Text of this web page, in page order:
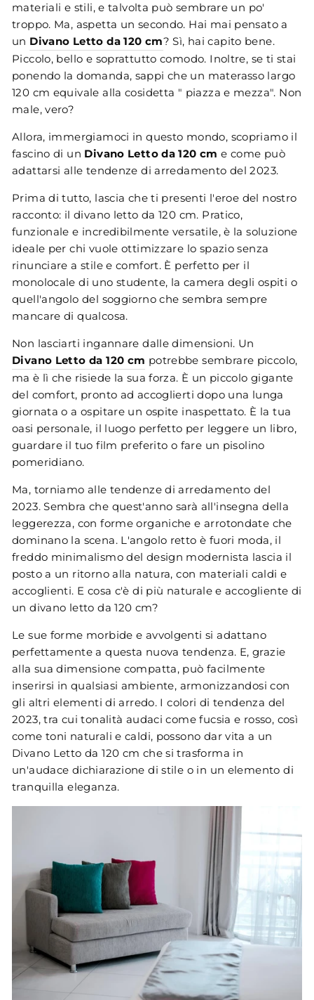
materiali e stili, e talvolta può sembrare un po'
troppo. Ma, aspetta un secondo. Hai mai pensato a
un Divano Letto da 120 cm? Sì, hai capito bene.
Piccolo, bello e soprattutto comodo. Inoltre, se ti stai
ponendo la domanda, sappi che un materasso largo
120 cm equivale alla cosidetta " piazza e mezza". Non
male, vero?
Allora, immergiamoci in questo mondo, scopriamo il
fascino di un Divano Letto da 120 cm e come può
adattarsi alle tendenze di arredamento del 2023.
Prima di tutto, lascia che ti presenti l'eroe del nostro
racconto: il divano letto da 120 cm. Pratico,
funzionale e incredibilmente versatile, è la soluzione
ideale per chi vuole ottimizzare lo spazio senza
rinunciare a stile e comfort. È perfetto per il
monolocale di uno studente, la camera degli ospiti o
quell'angolo del soggiorno che sembra sempre
mancare di qualcosa.
Non lasciarti ingannare dalle dimensioni. Un
Divano Letto da 120 cm potrebbe sembrare piccolo,
ma è lì che risiede la sua forza. È un piccolo gigante
del comfort, pronto ad accoglierti dopo una lunga
giornata o a ospitare un ospite inaspettato. È la tua
oasi personale, il luogo perfetto per leggere un libro,
guardare il tuo film preferito o fare un pisolino
pomeridiano.
Ma, torniamo alle tendenze di arredamento del
2023. Sembra che quest'anno sarà all'insegna della
leggerezza, con forme organiche e arrotondate che
dominano la scena. L'angolo retto è fuori moda, il
freddo minimalismo del design modernista lascia il
posto a un ritorno alla natura, con materiali caldi e
accoglienti. E cosa c'è di più naturale e accogliente di
un divano letto da 120 cm?
Le sue forme morbide e avvolgenti si adattano
perfettamente a questa nuova tendenza. E, grazie
alla sua dimensione compatta, può facilmente
inserirsi in qualsiasi ambiente, armonizzandosi con
gli altri elementi di arredo. I colori di tendenza del
2023, tra cui tonalità audaci come fucsia e rosso, così
come toni naturali e caldi, possono dar vita a un
Divano Letto da 120 cm che si trasforma in
un'audace dichiarazione di stile o in un elemento di
tranquilla eleganza.